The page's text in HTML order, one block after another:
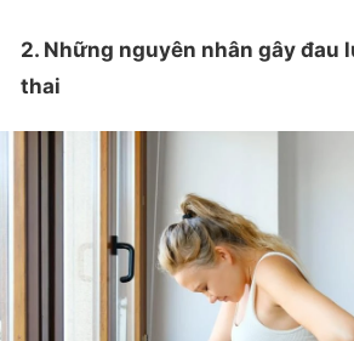
2. Những nguyên nhân gây đau
thai